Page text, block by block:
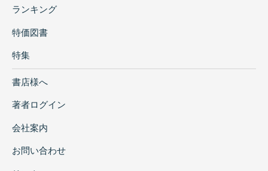
ランキング
特価図書
特集
書店様へ
著者ログイン
会社案内
お問い合わせ